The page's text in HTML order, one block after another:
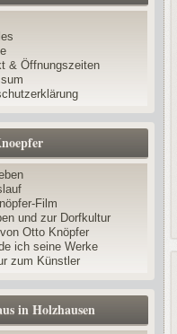
& Öffnungszeiten
Film
und zur Dorfkultur
Otto Knöpfer
ich seine Werke
zum Künstler
in Holzhausen